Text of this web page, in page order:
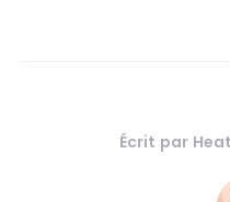
Écrit par